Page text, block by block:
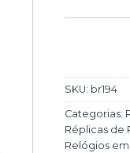
SKU: br194
Categorias:
Réplicas de
Relógios em